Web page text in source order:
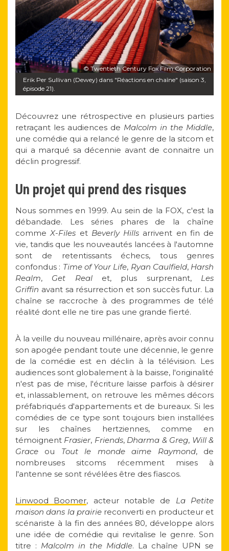
© Twentieth Century Fox Film Corporation
Erik Per Sullivan (Dewey) dans "Réactions en chaîne" (saison 3,
épisode 21).
Découvrez une rétrospective en plusieurs parties
retraçant les audiences de Malcolm in the Middle,
une comédie qui a relancé le genre de la sitcom et
qui a marqué sa décennie avant de connaitre un
déclin progressif.
Un projet qui prend des risques
Nous sommes en 1999. Au sein de la FOX, c'est la
débandade. Les séries phares de la chaîne
commeX-Files et Beverly Hills arrivent en fin de
vie, tandis que les nouveautés lancées à l'automne
sont de retentissants échecs, tous genres
confondus : Time of Your Life, Ryan Caulfield, Harsh
Realm, Get Realet, plus surprenant, Les
Griffin avant sa résurrection et son succès futur. La
chaîne se raccroche à des programmes de télé
réalité dont elle ne tire pas une grande fierté.
À la veille du nouveau millénaire, après avoir connu
son apogée pendant toute une décennie, le genre
de la comédie est en déclin à la télévision. Les
audiences sont globalement à la baisse, l'originalité
n'est pas de mise, l'écriture laisse parfois à désirer
et, inlassablement, on retrouve les mêmes décors
préfabriqués d'appartements et de bureaux. Si les
comédies de ce type sont toujours bien installées
sur les chaînes hertziennes, comme en
témoignent Frasier, Friends, Dharma & Greg, Will &
Grace ou Tout le monde aime Raymond, de
nombreuses sitcoms récemment mises à
l'antenne se sont révélées être des fiascos.
Linwood Boomer, acteur notable de La Petite
maison dans la prairiereconverti en producteur et
scénariste à la fin des années 80, développe alors
une idée de comédie qui revitalise le genre. Son
titre : Malcolm in the Middle. La chaîne UPN se